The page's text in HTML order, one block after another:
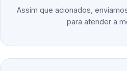
Assim que acionados,
para atender a